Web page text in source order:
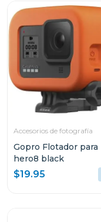
Accesorios de fotografía
Gopro Flotador para
hero8 black
$19.95